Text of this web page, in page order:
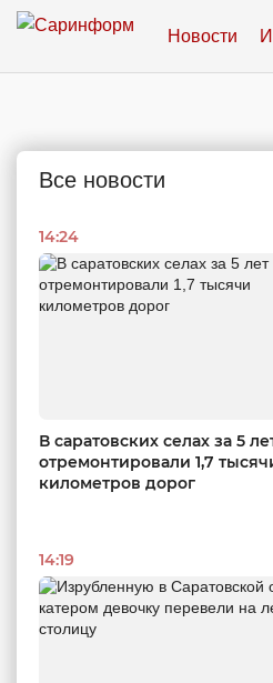
Новости
Все новости
14:24
В саратовских селах за 5
отремонтировали 1,7
километров дорог
14:19